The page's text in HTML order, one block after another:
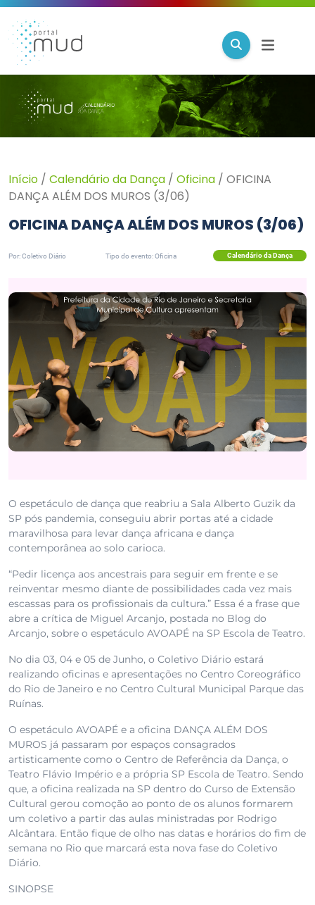
Início / Calendário da Dança / Oficina / OFICINA
DANÇA ALÉM DOS MUROS (3/06)
OFICINA DANÇA ALÉM DOS MUROS (3/06)
Por: Coletivo Diário Tipo do evento: Oficina Calendário da Dança
O espetáculo de dança que reabriu a Sala Alberto Guzik da
SP pós pandemia, conseguiu abrir portas até a cidade
maravilhosa para levar dança africana e dança
contemporânea ao solo carioca.
“Pedir licença aos ancestrais para seguir em frente e se
reinventar mesmo diante de possibilidades cada vez mais
escassas para os profissionais da cultura.” Essa é a frase que
abre a crítica de Miguel Arcanjo, postada no Blog do
Arcanjo, sobre o espetáculo AVOAPÉ na SP Escola de Teatro.
No dia 03, 04 e 05 de Junho, o Coletivo Diário estará
realizando oficinas e apresentações no Centro Coreográfico
do Rio de Janeiro e no Centro Cultural Municipal Parque das
Ruínas.
O espetáculo AVOAPÉ e a oficina DANÇA ALÉM DOS
MUROS já passaram por espaços consagrados
artisticamente como o Centro de Referência da Dança, o
Teatro Flávio Império e a própria SP Escola de Teatro. Sendo
que, a oficina realizada na SP dentro do Curso de Extensão
Cultural gerou comoção ao ponto de os alunos formarem
um coletivo a partir das aulas ministradas por Rodrigo
Alcântara. Então fique de olho nas datas e horários do fim de
semana no Rio que marcará esta nova fase do Coletivo
Diário.
SINOPSE